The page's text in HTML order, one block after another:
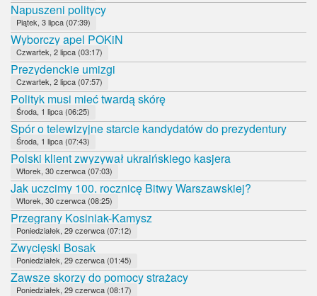
Napuszeni politycy
Piątek, 3 lipca (07:39)
Wyborczy apel POKiN
Czwartek, 2 lipca (03:17)
Prezydenckie umizgi
Czwartek, 2 lipca (07:57)
Polityk musi mieć twardą skórę
Środa, 1 lipca (06:25)
Spór o telewizyjne starcie kandydatów do prezydentury
Środa, 1 lipca (07:43)
Polski klient zwyzywał ukraińskiego kasjera
Wtorek, 30 czerwca (07:03)
Jak uczcimy 100. rocznicę Bitwy Warszawskiej?
Wtorek, 30 czerwca (08:25)
Przegrany Kosiniak-Kamysz
Poniedziałek, 29 czerwca (07:12)
Zwycięski Bosak
Poniedziałek, 29 czerwca (01:45)
Zawsze skorzy do pomocy strażacy
Poniedziałek, 29 czerwca (08:17)